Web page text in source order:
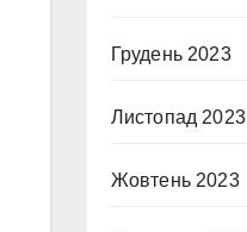
Грудень 2023
Листопад 2023
Жовтень 2023